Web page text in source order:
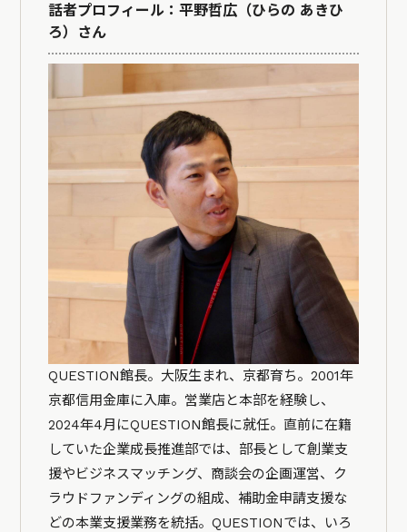
話者プロフィール：平野哲広（ひらの あきひ
ろ）さん
QUESTION館長。大阪生まれ、京都育ち。2001年
京都信用金庫に入庫。営業店と本部を経験し、
2024年4月にQUESTION館長に就任。直前に在籍
していた企業成長推進部では、部長として創業支
援やビジネスマッチング、商談会の企画運営、ク
ラウドファンディングの組成、補助金申請支援な
どの本業支援業務を統括。QUESTIONでは、いろ